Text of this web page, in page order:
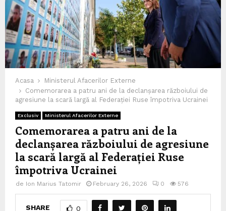
Acasa
Ministerul Afacerilor Externe
Comemorarea a patru ani de la declanșarea războiului de
agresiune la scară largă al Federației Ruse împotriva Ucrainei
Exclusiv Ministerul Afacerilor Externe
Comemorarea a patru ani de la
declanșarea războiului de agresiune
la scară largă al Federației Ruse
împotriva Ucrainei
de Ion Marius Tatomir February 26, 2026 0 576
SHARE 0